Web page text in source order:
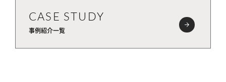
CASE STUDY
事例紹介一覧